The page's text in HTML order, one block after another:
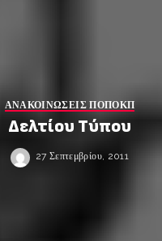
ΑΝΑΚΟΙΝΩΣΕΙΣ ΠΟΠΟΚΠ
Δελτίου Τύπου
27 Σεπτεμβρίου, 2011